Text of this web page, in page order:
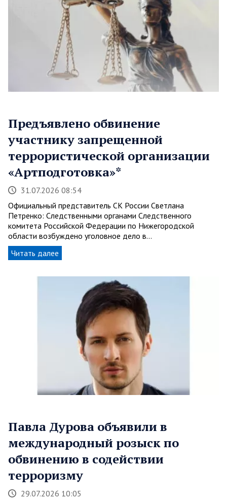
Предъявлено обвинение
участнику запрещенной
террористической организации
«Артподготовка»*
31.07.2026 08:54
Официальный представитель СК России Светлана
Петренко: Следственными органами Следственного
комитета Российской Федерации по Нижегородской
области возбуждено уголовное дело в…
Читать далее
Павла Дурова объявили в
международный розыск по
обвинению в содействии
терроризму
29.07.2026 10:05